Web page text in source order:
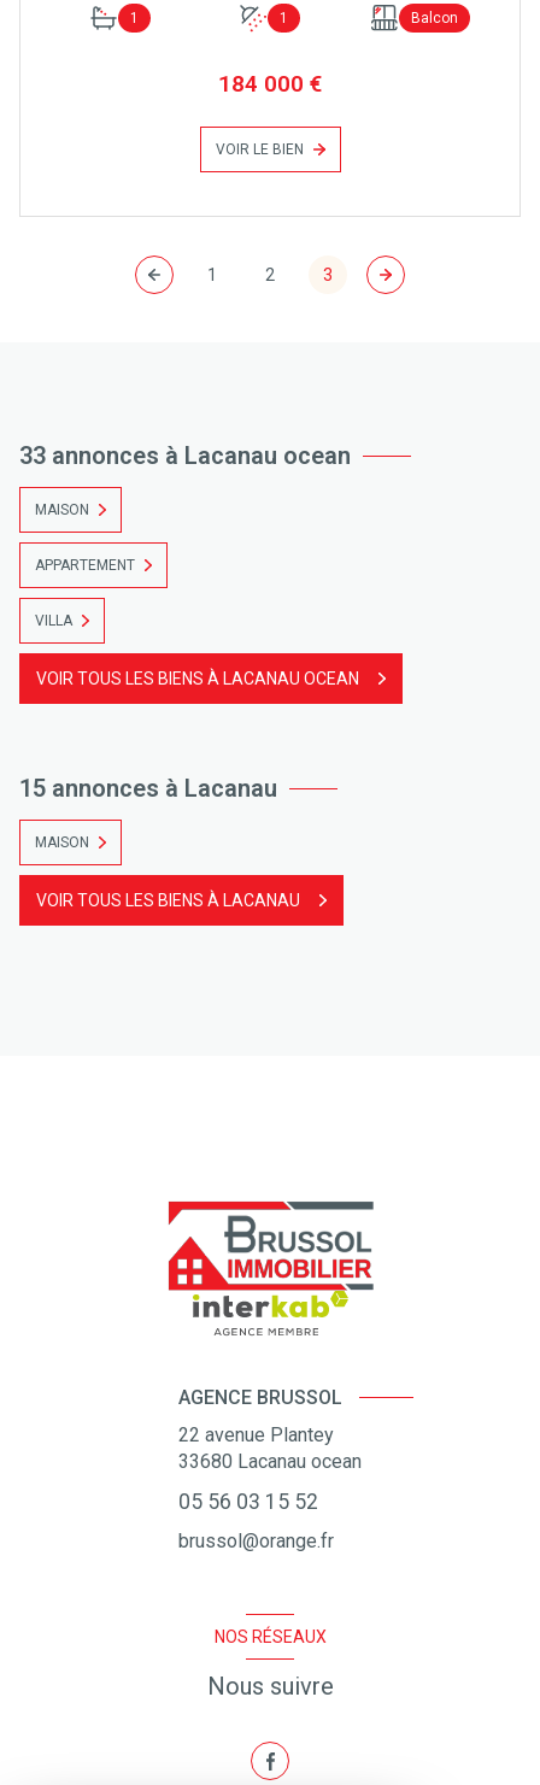
1 1 Balcon
184 000 €
VOIR LE BIEN
1 2 3
33 annonces à Lacanau ocean
MAISON
APPARTEMENT
VILLA
VOIR TOUS LES BIENS À LACANAU OCEAN
15 annonces à Lacanau
MAISON
VOIR TOUS LES BIENS À LACANAU
AGENCE BRUSSOL
22 avenue Plantey
33680 Lacanau ocean
05 56 03 15 52
brussol@orange.fr
NOS RÉSEAUX
Nous suivre